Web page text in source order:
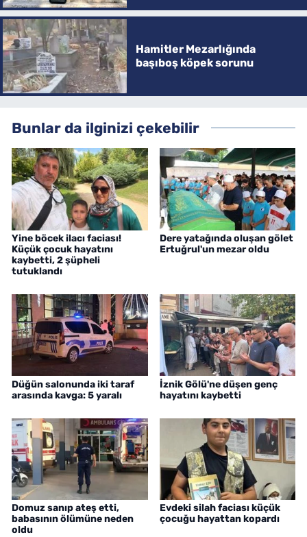
Hamitler Mezarlığında
başıboş köpek sorunu
Bunlar da ilginizi çekebilir
Yine böcek ilacı faciası!
Küçük çocuk hayatını
kaybetti, 2 şüpheli
tutuklandı
Dere yatağında oluşan gölet
Ertuğrul'un mezar oldu
Düğün salonunda iki taraf
arasında kavga: 5 yaralı
İznik Gölü'ne düşen genç
hayatını kaybetti
Domuz sanıp ateş etti,
babasının ölümüne neden
oldu
Evdeki silah faciası küçük
çocuğu hayattan kopardı